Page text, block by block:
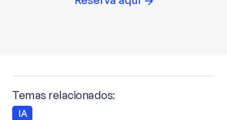
Temas relacionados:
IA